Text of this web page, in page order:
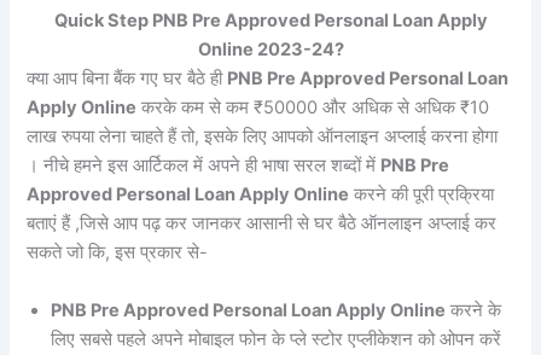
Quick Step PNB Pre Approved Personal Loan Apply
Online 2023-24?
क्या आप बिना बैंक गए घर बैठे ही PNB Pre Approved Personal Loan
Apply Online करके कम से कम ₹50000 और अधिक से अधिक ₹10
लाख रुपया लेना चाहते हैं तो, इसके लिए आपको ऑनलाइन अप्लाई करना होगा
। नीचे हमने इस आर्टिकल में अपने ही भाषा सरल शब्दों में PNB Pre
Approved Personal Loan Apply Online करने की पूरी प्रक्रिया
बताएं हैं ,जिसे आप पढ़ कर जानकर आसानी से घर बैठे ऑनलाइन अप्लाई कर
सकते जो कि, इस प्रकार से-
PNB Pre Approved Personal Loan Apply Online करने के
लिए सबसे पहले अपने मोबाइल फोन के प्ले स्टोर एप्लीकेशन को ओपन करें